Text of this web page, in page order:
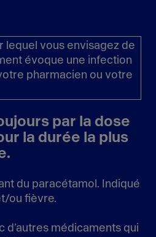
lequel vous envisagez de
évoque une infection
pharmacien ou votre
par la dose
la durée la plus
du paracétamol. Indiqué
ou fièvre.
d’autres médicaments qui